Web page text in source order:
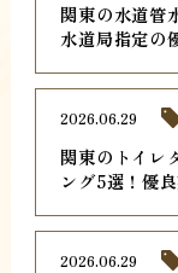
関東の水道管
水道局指定の
関東のトイレ
ング5選！優
2026.06.29
2026.06.29